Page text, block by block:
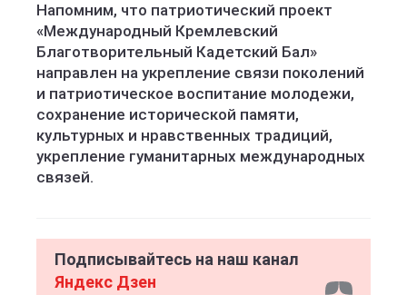
Напомним, что патриотический проект
«Международный Кремлевский
Благотворительный Кадетский Бал»
направлен на укрепление связи поколений
и патриотическое воспитание молодежи,
сохранение исторической памяти,
культурных и нравственных традиций,
укрепление гуманитарных международных
связей.
Подписывайтесь на наш канал
Яндекс Дзен